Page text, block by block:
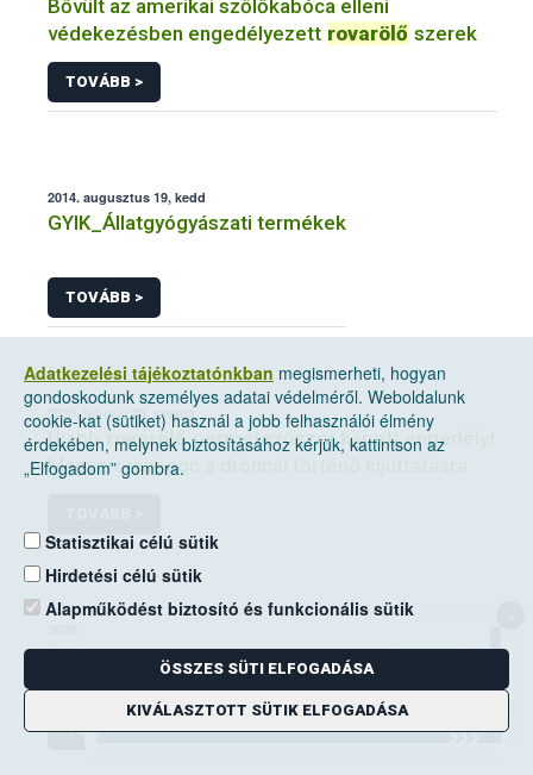
Bővült az amerikai szőlőkabóca elleni
védekezésben engedélyezett rovarölő szerek
TOVÁBB >
2014. augusztus 19, kedd
GYIK_Állatgyógyászati termékek
TOVÁBB >
2025. február 26, szerda
Újabb rovarölőpermetezőszer kapott engedélyt
Magyarországon a drónnal történő kijuttatásra
Újabbrovarölőszerek kaptak engedélyt az
amerikai szőlőkabóca elleni védekezésben
TOVÁBB >
Adatkezelési tájékoztatónkban megismerheti, hogyan
gondoskodunk személyes adatai védelméről. Weboldalunk
cookie-kat (sütiket) használ a jobb felhasználói élmény
érdekében, melynek biztosításához kérjük, kattintson az
„Elfogadom” gombra.
Statisztikai célú sütik
Hirdetési célú sütik
Alapműködést biztosító és funkcionális sütik
ÖSSZES SÜTI ELFOGADÁSA
KIVÁLASZTOTT SÜTIK ELFOGADÁSA